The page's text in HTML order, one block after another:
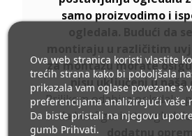
samo proizvodimo i
za montažu morate
nisu uključeni u naša
Prilikom odabira ogledala,
da konfigurirate
Ova web stranica koristi vlastite
trećih strana kako bi poboljšala
prikazala vam oglase povezane s
preferencijama analizirajući vaše
Da biste pristali na njegovu
gumb Prihvati.